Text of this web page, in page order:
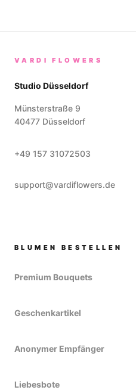
VARDI FLOWERS
Studio Düsseldorf
Münsterstraße 9
40477 Düsseldorf
+49 157 31072503
support@vardiflowers.de
BLUMEN BESTELLEN
Premium Bouquets
Geschenkartikel
Anonymer Empfänger
Liebesbote